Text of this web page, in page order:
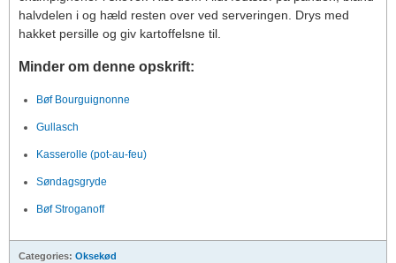
halvdelen i og hæld resten over ved serveringen. Drys med
hakket persille og giv kartoffelsne til.
Minder om denne opskrift:
Bøf Bourguignonne
Gullasch
Kasserolle (pot-au-feu)
Søndagsgryde
Bøf Stroganoff
Categories: Oksekød